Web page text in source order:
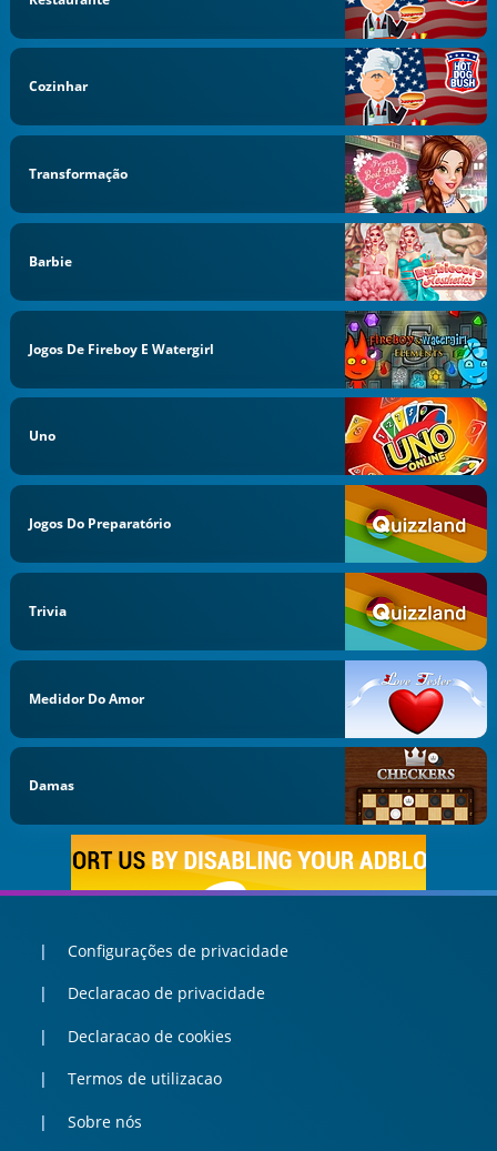
Cozinhar
Transformação
Barbie
Jogos De Fireboy E Watergirl
Uno
Jogos Do Preparatório
Trivia
Medidor Do Amor
Damas
Configurações de privacidade
Declaracao de privacidade
Declaracao de cookies
Termos de utilizacao
Sobre nós